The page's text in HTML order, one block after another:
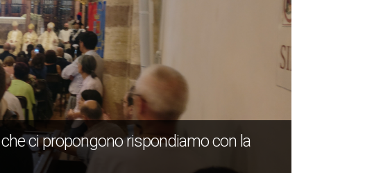
ci propongono rispondiamo con la